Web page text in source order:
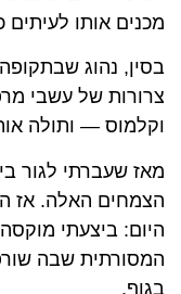
מכנים אותו לעיתים
בסין, נהוג
וקלמוס — ותולה
מאז שעברתי לגור
הצמחים האלה. אז
היום: ביצעתי
המסורתית שבה
בגוף.